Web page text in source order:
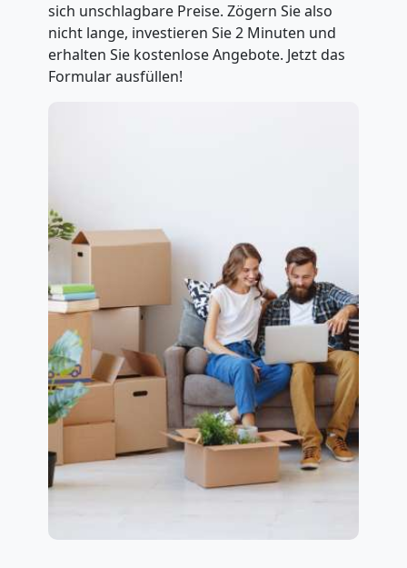
sich unschlagbare Preise. Zögern Sie also
nicht lange, investieren Sie 2 Minuten und
erhalten Sie kostenlose Angebote. Jetzt das
Formular ausfüllen!